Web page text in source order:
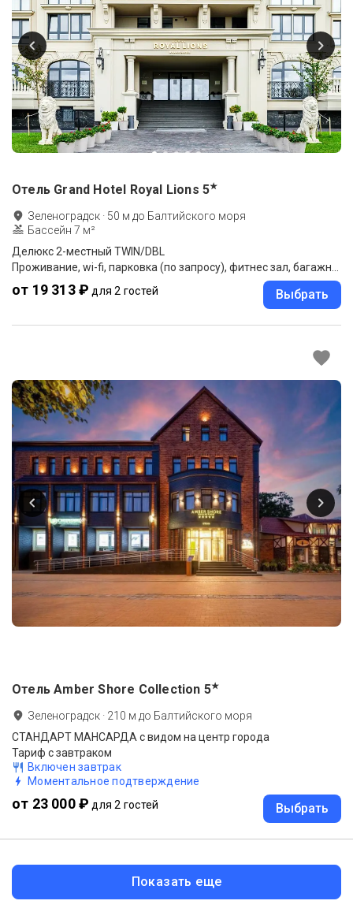
Отель Grand Hotel Royal Lions 5★
Зеленоградск · 50 м до Балтийского моря
Бассейн 7 м²
Делюкс 2-местный TWIN/DBL
Проживание, wi-fi, парковка (по запросу), фитнес зал, багажная комната.
от 19 313 ₽ для 2 гостей Выбрать
Отель Amber Shore Collection 5★
Зеленоградск · 210 м до Балтийского моря
СТАНДАРТ МАНСАРДА с видом на центр города
Тариф с завтраком
Включен завтрак
Моментальное подтверждение
от 23 000 ₽ для 2 гостей Выбрать
Показать еще